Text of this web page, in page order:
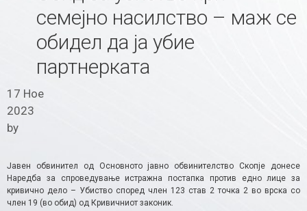
семејно насилство – маж се
обидел да ја убие
партнерката
17 Ное
2023
by
Јавен обвинител од Основното јавно обвинителство Скопје донесе
Наредба за спроведување истражна постапка против едно лице за
кривично дело – Убиство според член 123 став 2 точка 2 во врска со
член 19 (во обид) од Кривичниот законик.